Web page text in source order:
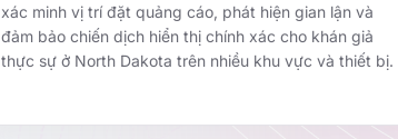
xác minh vị trí đặt quảng cáo, phát hiện gian lận và
đảm bảo chiến dịch hiển thị chính xác cho khán giả
thực sự ở North Dakota trên nhiều khu vực và thiết bị.